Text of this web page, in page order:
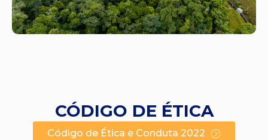
CÓDIGO DE ÉTICA
Código de Ética e Conduta 2022